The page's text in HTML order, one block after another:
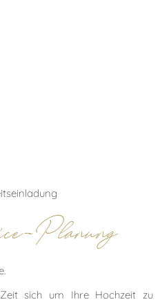
Planung
sich um Ihre Hochzeit zu